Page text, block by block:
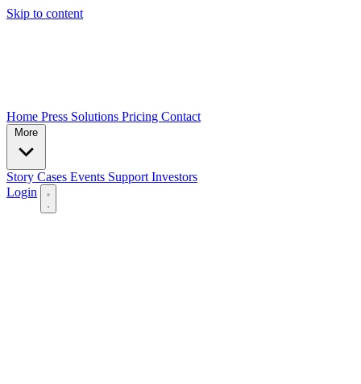
Skip to content
Home Press Solutions Pricing Contact
Story Cases Events SupportInvestors
Login